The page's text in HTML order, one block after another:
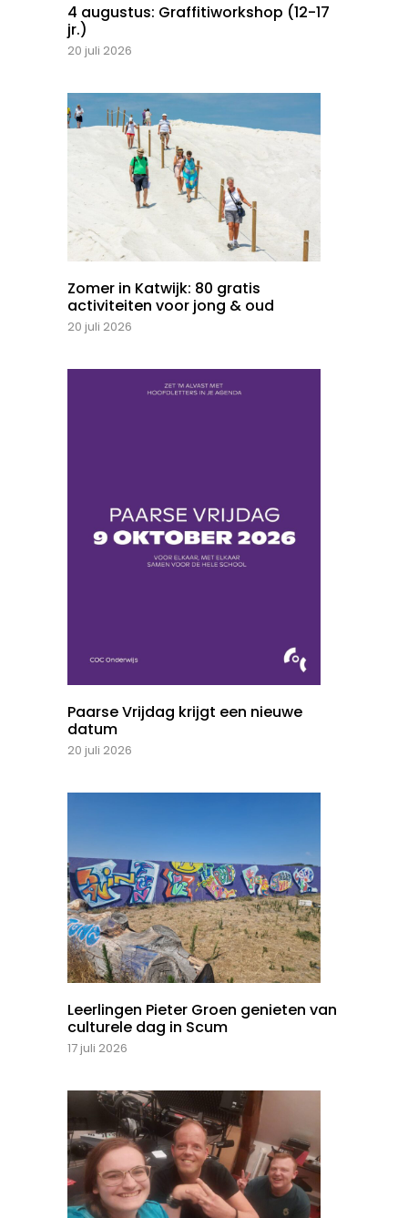
4 augustus: Graffitiworkshop (12-17
jr.)
20 juli 2026
Zomer in Katwijk: 80 gratis
activiteiten voor jong & oud
20 juli 2026
Paarse Vrijdag krijgt een nieuwe
datum
20 juli 2026
Leerlingen Pieter Groen genieten van
culturele dag in Scum
17 juli 2026